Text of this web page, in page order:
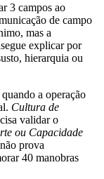
3 campos ao
de campo
mas a
explicar por
hierarquia ou
a operação
Cultura de
validar o
ou Capacidade
prova
40 manobras